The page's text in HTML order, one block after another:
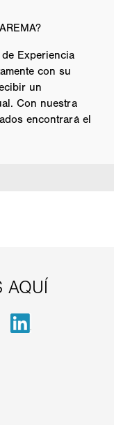
Experiencia
con su
un
Con nuestra
encontrará el